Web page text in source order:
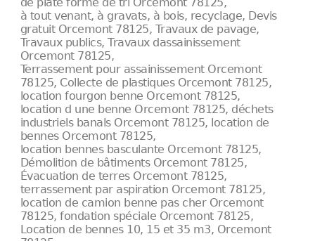
à tout venant, à gravats, à bois, recyclage, Devis
gratuit Orcemont 78125, Travaux de pavage,
Travaux publics, Travaux dassainissement
Orcemont 78125,
Terrassement pour assainissement Orcemont
78125, Collecte de plastiques Orcemont 78125,
location fourgon benne Orcemont 78125,
location d une benne Orcemont 78125, déchets
industriels banals Orcemont 78125, location de
bennes Orcemont 78125,
location bennes basculante Orcemont 78125,
Démolition de bâtiments Orcemont 78125,
Évacuation de terres Orcemont 78125,
terrassement par aspiration Orcemont 78125,
location de camion benne pas cher Orcemont
78125, fondation spéciale Orcemont 78125,
Location de bennes 10, 15 et 35 m3, Orcemont